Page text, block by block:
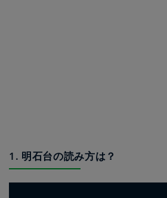
1. 明石台の読み方は？